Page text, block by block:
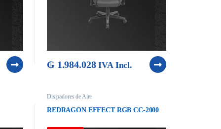
₲ 1.984.028 IVA Incl.
Disipadores de Aire
REDRAGON EFFECT RGB CC-2000